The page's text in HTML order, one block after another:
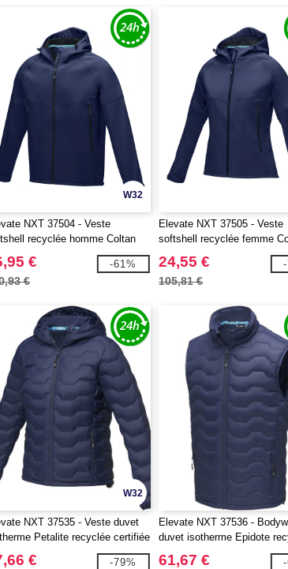
W32
NXT 37504 - Veste
recyclée homme Coltan
€
€
-61%
Elevate NXT 37505 - Veste
softshell recyclée femme
24,55 €
105,81 €
W32
NXT 37535 - Veste duvet
Petalite recyclée certifiée
pour femme
€ -79%
Elevate NXT 37536 -
duvet isotherme Epidote
certifié GRS pour homme
61,67 €